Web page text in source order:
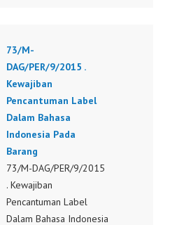
73/M-
DAG/PER/9/2015 .
Kewajiban
Pencantuman Label
Dalam Bahasa
Indonesia Pada
Barang
73/M-DAG/PER/9/2015
. Kewajiban
Pencantuman Label
Dalam Bahasa Indonesia